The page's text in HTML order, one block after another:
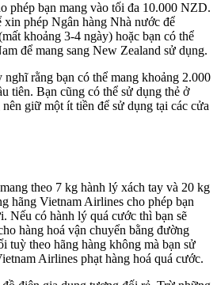
phép bạn mang vào tối đa 10.000 NZD.
xin phép Ngân hàng Nhà nước để
khoảng 3-4 ngày) hoặc bạn có thể
để mang sang New Zealand sử dụng.
rằng bạn có thể mang khoảng 2.000
tiên. Bạn cũng có thể sử dụng thẻ ở
giữ một ít tiền để sử dụng tại các cửa
theo 7 kg hành lý xách tay và 20 kg
hãng Vietnam Airlines cho phép bạn
Nếu có hành lý quá cước thì bạn sẽ
hàng hoá vận chuyển bằng đường
tuỳ theo hãng hàng không mà bạn sử
Airlines phạt hàng hoá quá cước.